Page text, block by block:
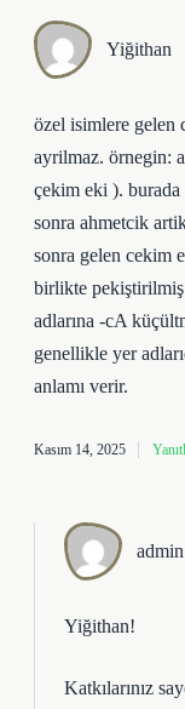
Yiğithan
özel isimlere
ayrilmaz. örnegin:
çekim eki ).
sonra ahmetcik
sonra gelen cekim
birlikte
adlarına -cA
genellikle yer
anlamı verir.
Kasım 14, 2025
admin
Yiğithan!
Katkılarınız